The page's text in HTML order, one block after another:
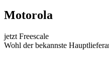
Motorola
jetzt Freescale
Wohl der bekannste